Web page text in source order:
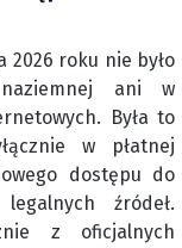
2026 roku nie było
ani w
Była to
w płatnej
dostępu do
źródeł.
z oficjalnych